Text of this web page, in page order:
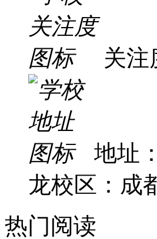
关注
地址
龙校区：成
热门阅读